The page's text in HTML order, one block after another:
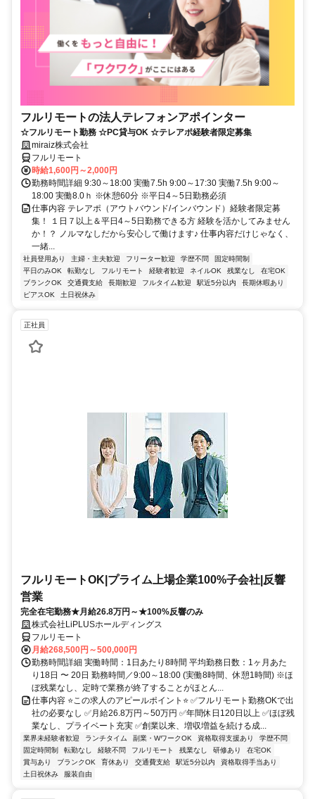
フルリモートの法人テレフォンアポインター
☆フルリモート勤務 ☆PC貸与OK ☆テレアポ経験者限定募集
miraiz株式会社
フルリモート
時給1,600円～2,000円
勤務時間詳細 9:30～18:00 実働7.5h 9:00～17:30 実働7.5h 9:00～
18:00 実働8.0ｈ ※休憩60分 ※平日4～5日勤務必須
仕事内容 テレアポ（アウトバウンド/インバウンド）経験者限定募
集！ １日７以上＆平日4～5日勤務できる方 経験を活かしてみません
か！？ ノルマなしだから安心して働けます♪ 仕事内容だけじゃなく、
一緒...
社員登用あり 主婦・主夫歓迎 フリーター歓迎 学歴不問
固定時間制
平日のみOK
転勤なし フルリモート 経験者歓迎 ネイルOK 残業なし
在宅OK
ブランクOK
交通費支給 長期歓迎 フルタイム歓迎 駅近5分以内
長期休暇あり
ピアスOK
土日祝休み
正社員
フルリモートOK|プライム上場企業100%子会社|反響
営業
完全在宅勤務★月給26.8万円～★100%反響のみ
株式会社LiPLUSホールディングス
フルリモート
月給268,500円～500,000円
勤務時間詳細 実働時間：1日あたり8時間 平均勤務日数：1ヶ月あた
り18日 〜 20日 勤務時間／9:00～18:00 (実働8時間、休憩1時間) ※ほ
ぼ残業なし、定時で業務が終了することがほとん...
仕事内容 ⭐この求人のアピールポイント⭐ ✅フルリモート勤務OKで出
社の必要なし ✅月給26.8万円～50万円 ✅年間休日120日以上 ✅ほぼ残
業なし、プライベート充実 ✅創業以来、増収増益を続ける成...
業界未経験者歓迎 ランチタイム 副業・WワークOK 資格取得支援あり
学歴不問
固定時間制
転勤なし 経験不問 フルリモート 残業なし 研修あり
在宅OK
賞与あり
ブランクOK 育休あり 交通費支給 駅近5分以内
資格取得手当あり
土日祝休み
服装自由